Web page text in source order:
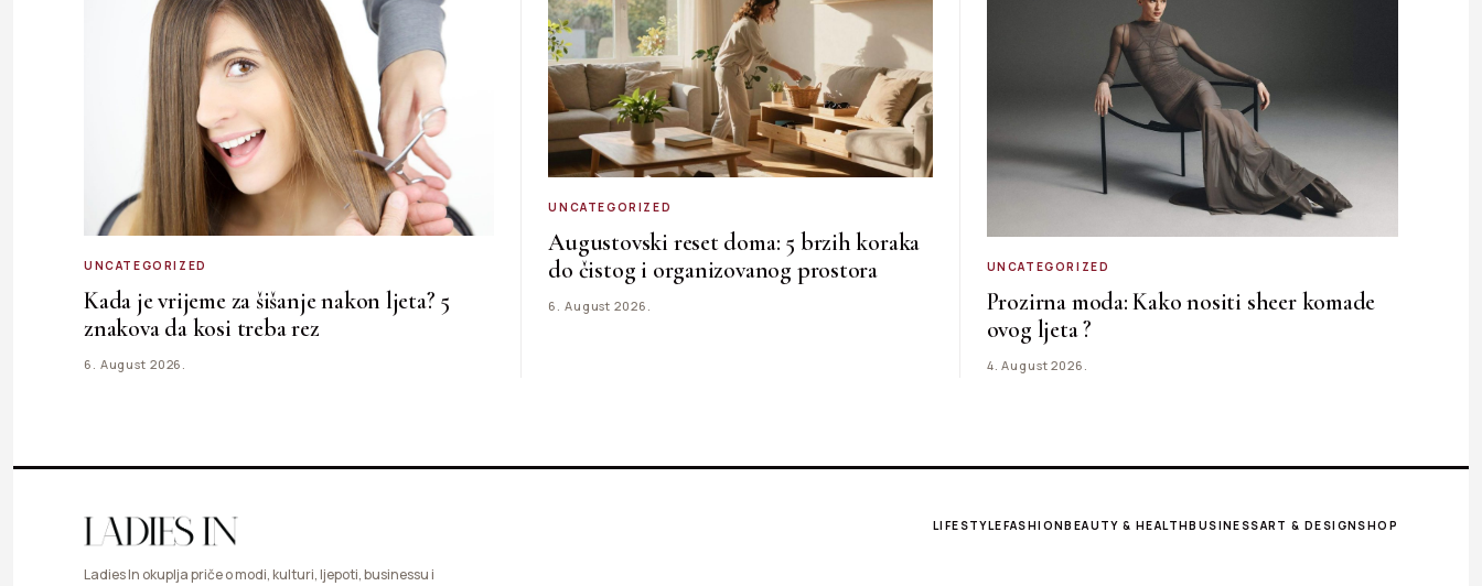
UNCATEGORIZED
Kada je vrijeme za šišanje nakon ljeta? 5
znakova da kosi treba rez
6. August 2026.
UNCATEGORIZED
Augustovski reset doma: 5 brzih koraka
do čistog i organizovanog prostora
6. August 2026.
UNCATEGORIZED
Prozirna moda: Kako nositi sheer komade
ovog ljeta ?
4. August 2026.
Ladies In okuplja priče o modi, kulturi, ljepoti, businessu i
LIFESTYLEFASHIONBEAUTY & HEALTHBUSINESSART & DESIGNSHOP